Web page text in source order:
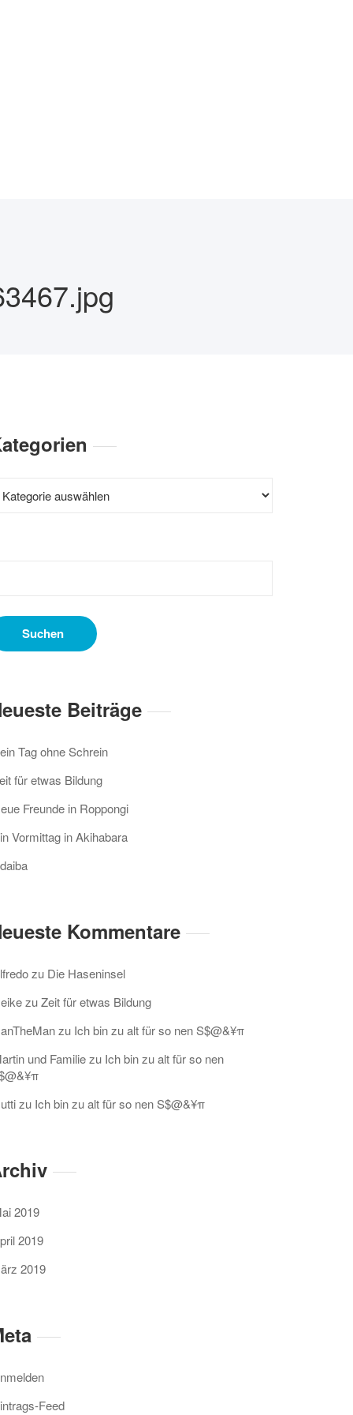
Beiträge
Tag ohne Schrein
für etwas Bildung
Freunde in Roppongi
Vormittag in Akihabara
Kommentare
zu Die Haseninsel
zuZeit für etwas Bildung
zu Ich bin zu alt für so nen S$@&¥π
und Familiezu Ich bin zu alt für so nen
zu Ich bin zu alt für so nen S$@&¥π
2019
2019
2019
Feed